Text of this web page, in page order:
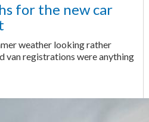
for the new car
weather looking rather
van registrations were anything